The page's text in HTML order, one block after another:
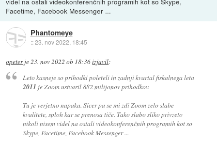
Facetime, Facebook Messenger ...
Phantomeye
::23. nov 2022, 18:45
opeterje23. nov 2022 ob 18:36izjavil:
Leto kasneje so prihodki poleteli in zadnji kvartal fiskalnega leta
2011 je Zoom ustvaril 882 milijonov prihodkov.
Tu je verjetno napaka. Sicer pa se mi zdi Zoom zelo slabe
kvalitete, sploh kar se prenosa tiče. Tako slabo sliko privzeto
nikoli nisem videl na ostali videokonferenčnih programih kot so
Skype, Facetime, Facebook Messenger ...